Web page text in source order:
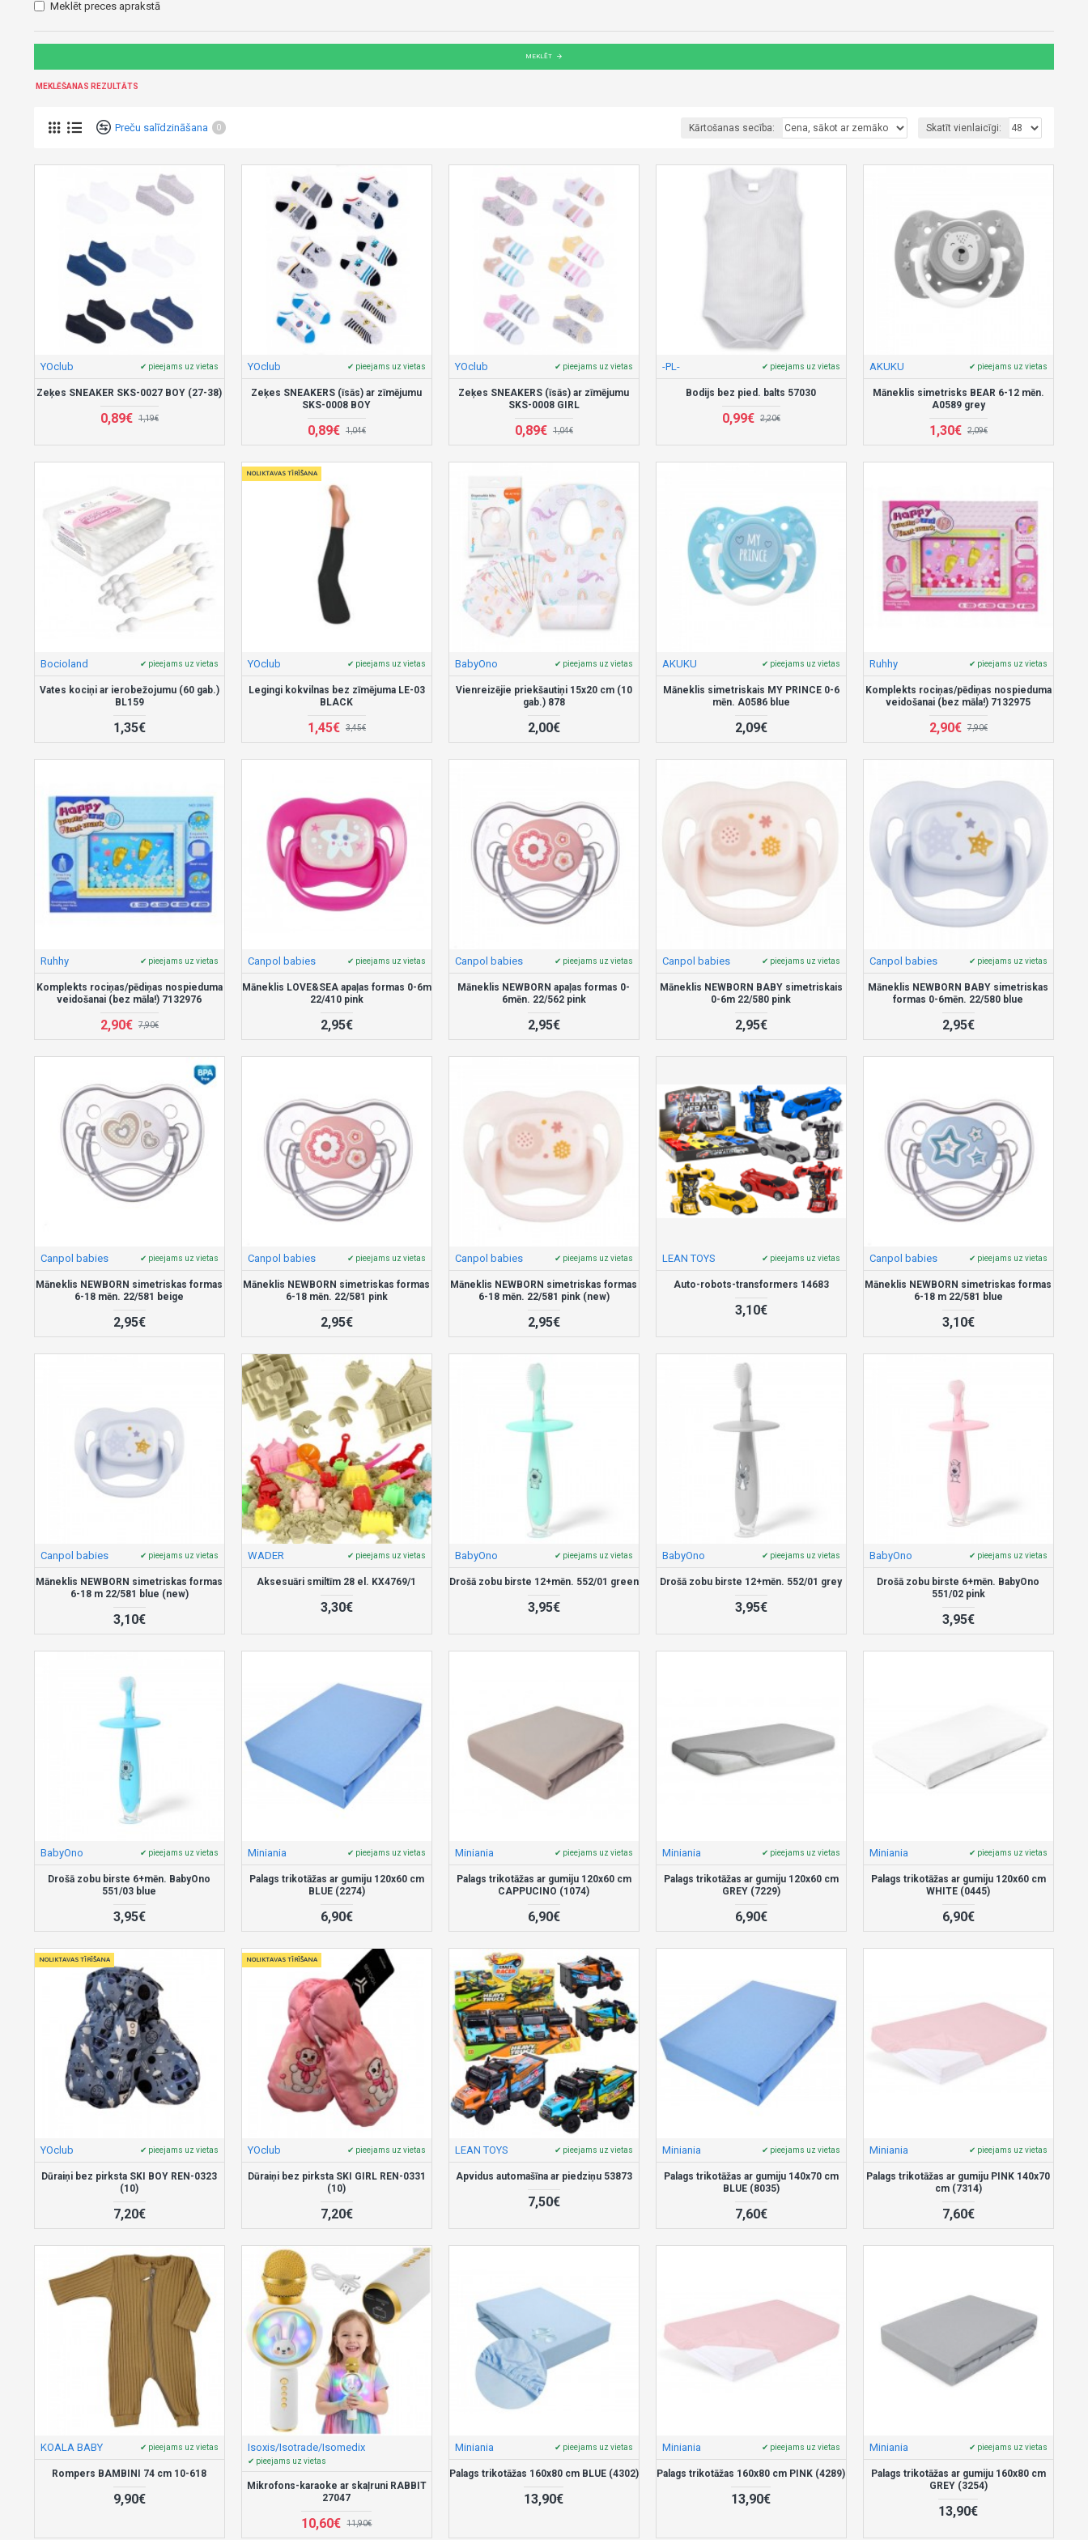
Meklēt preces aprakstā
MEKLĒT
MEKLĒŠANAS REZULTĀTS
Preču salīdzināšana 0 Kārtošanas secība: Skatīt vienlaicīgi:
YOclub ✔ pieejams uz vietas
Zeķes SNEAKER SKS-0027 BOY (27-38)
0,89€ 1,19€
YOclub ✔ pieejams uz vietas
Zeķes SNEAKERS (īsās) ar zīmējumu
SKS-0008 BOY
0,89€ 1,04€
YOclub ✔ pieejams uz vietas
Zeķes SNEAKERS (īsās) ar zīmējumu
SKS-0008 GIRL
0,89€ 1,04€
-PL- ✔ pieejams uz vietas
Bodijs bez pied. balts 57030
0,99€ 2,20€
AKUKU ✔ pieejams uz vietas
Māneklis simetrisks BEAR 6-12 mēn.
A0589 grey
1,30€ 2,09€
Bocioland ✔ pieejams uz vietas
Vates kociņi ar ierobežojumu (60 gab.)
BL159
1,35€
NOLIKTAVAS TĪRĪŠANA
YOclub ✔ pieejams uz vietas
Legingi kokvilnas bez zīmējuma LE-03
BLACK
1,45€ 3,45€
BabyOno ✔ pieejams uz vietas
Vienreizējie priekšautiņi 15x20 cm (10
gab.) 878
2,00€
AKUKU ✔ pieejams uz vietas
Māneklis simetriskais MY PRINCE 0-6
mēn. A0586 blue
2,09€
Ruhhy ✔ pieejams uz vietas
Komplekts rociņas/pēdiņas nospieduma
veidošanai (bez māla!) 7132975
2,90€ 7,90€
Ruhhy ✔ pieejams uz vietas
Komplekts rociņas/pēdiņas nospieduma
veidošanai (bez māla!) 7132976
2,90€ 7,90€
Canpol babies ✔ pieejams uz vietas
Māneklis LOVE&SEA apaļas formas 0-6m
22/410 pink
2,95€
Canpol babies ✔ pieejams uz vietas
Māneklis NEWBORN apaļas formas 0-
6mēn. 22/562 pink
2,95€
Canpol babies ✔ pieejams uz vietas
Māneklis NEWBORN BABY simetriskais
0-6m 22/580 pink
2,95€
Canpol babies ✔ pieejams uz vietas
Māneklis NEWBORN BABY simetriskas
formas 0-6mēn. 22/580 blue
2,95€
Canpol babies ✔ pieejams uz vietas
Māneklis NEWBORN simetriskas formas
6-18 mēn. 22/581 beige
2,95€
Canpol babies ✔ pieejams uz vietas
Māneklis NEWBORN simetriskas formas
6-18 mēn. 22/581 pink
2,95€
Canpol babies ✔ pieejams uz vietas
Māneklis NEWBORN simetriskas formas
6-18 mēn. 22/581 pink (new)
2,95€
LEAN TOYS ✔ pieejams uz vietas
Auto-robots-transformers 14683
3,10€
Canpol babies ✔ pieejams uz vietas
Māneklis NEWBORN simetriskas formas
6-18 m 22/581 blue
3,10€
Canpol babies ✔ pieejams uz vietas
Māneklis NEWBORN simetriskas formas
6-18 m 22/581 blue (new)
3,10€
WADER ✔ pieejams uz vietas
Aksesuāri smiltīm 28 el. KX4769/1
3,30€
BabyOno ✔ pieejams uz vietas
Drošā zobu birste 12+mēn. 552/01 green
3,95€
BabyOno ✔ pieejams uz vietas
Drošā zobu birste 12+mēn. 552/01 grey
3,95€
BabyOno ✔ pieejams uz vietas
Drošā zobu birste 6+mēn. BabyOno
551/02 pink
3,95€
BabyOno ✔ pieejams uz vietas
Drošā zobu birste 6+mēn. BabyOno
551/03 blue
3,95€
Miniania ✔ pieejams uz vietas
Palags trikotāžas ar gumiju 120x60 cm
BLUE (2274)
6,90€
Miniania ✔ pieejams uz vietas
Palags trikotāžas ar gumiju 120x60 cm
CAPPUCINO (1074)
6,90€
Miniania ✔ pieejams uz vietas
Palags trikotāžas ar gumiju 120x60 cm
GREY (7229)
6,90€
Miniania ✔ pieejams uz vietas
Palags trikotāžas ar gumiju 120x60 cm
WHITE (0445)
6,90€
NOLIKTAVAS TĪRĪŠANA
YOclub ✔ pieejams uz vietas
Dūraiņi bez pirksta SKI BOY REN-0323
(10)
7,20€
NOLIKTAVAS TĪRĪŠANA
YOclub ✔ pieejams uz vietas
Dūraiņi bez pirksta SKI GIRL REN-0331
(10)
7,20€
LEAN TOYS ✔ pieejams uz vietas
Apvidus automašīna ar piedziņu 53873
7,50€
Miniania ✔ pieejams uz vietas
Palags trikotāžas ar gumiju 140x70 cm
BLUE (8035)
7,60€
Miniania ✔ pieejams uz vietas
Palags trikotāžas ar gumiju PINK 140x70
cm (7314)
7,60€
KOALA BABY ✔ pieejams uz vietas
Rompers BAMBINI 74 cm 10-618
9,90€
Isoxis/Isotrade/Isomedix
✔ pieejams uz vietas
Mikrofons-karaoke ar skaļruni RABBIT
27047
10,60€ 11,90€
Miniania ✔ pieejams uz vietas
Palags trikotāžas 160x80 cm BLUE (4302)
13,90€
Miniania ✔ pieejams uz vietas
Palags trikotāžas 160x80 cm PINK (4289)
13,90€
Miniania ✔ pieejams uz vietas
Palags trikotāžas ar gumiju 160x80 cm
GREY (3254)
13,90€